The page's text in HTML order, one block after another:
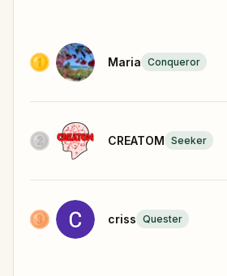
Maria Conqueror
CREATOM Seeker
criss Quester